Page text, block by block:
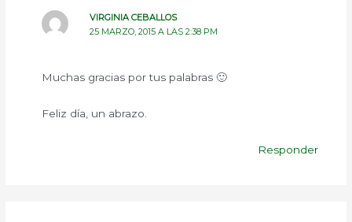
VIRGINIA CEBALLOS
25 MARZO, 2015 A LAS 2:38 PM
Muchas gracias por tus palabras 🙂
Feliz día, un abrazo.
Responder